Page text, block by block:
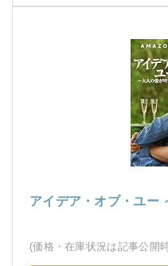
アイデア・オブ・ユー
(価格・在庫状況は記事公開